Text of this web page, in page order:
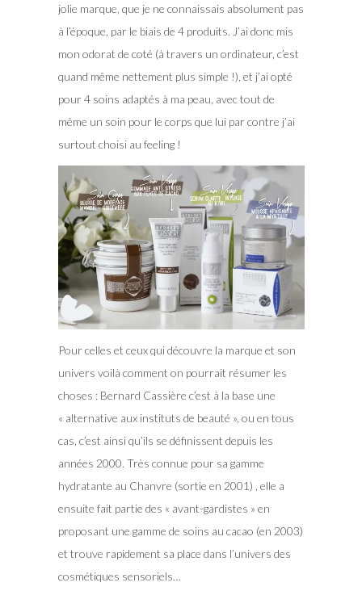
jolie marque, que je ne connaissais absolument pas
à l’époque, par le biais de 4 produits. J’ai donc mis
mon odorat de coté (à travers un ordinateur, c’est
quand même nettement plus simple !), et j’ai opté
pour 4 soins adaptés à ma peau, avec tout de
même un soin pour le corps que lui par contre j’ai
surtout choisi au feeling !
Pour celles et ceux qui découvre la marque et son
univers voilà comment on pourrait résumer les
choses : Bernard Cassière c’est à la base une
« alternative aux instituts de beauté », ou en tous
cas, c’est ainsi qu’ils se définissent depuis les
années 2000. Très connue pour sa gamme
hydratante au Chanvre (sortie en 2001) , elle a
ensuite fait partie des « avant-gardistes » en
proposant une gamme de soins au cacao (en 2003)
et trouve rapidement sa place dans l’univers des
cosmétiques sensoriels…